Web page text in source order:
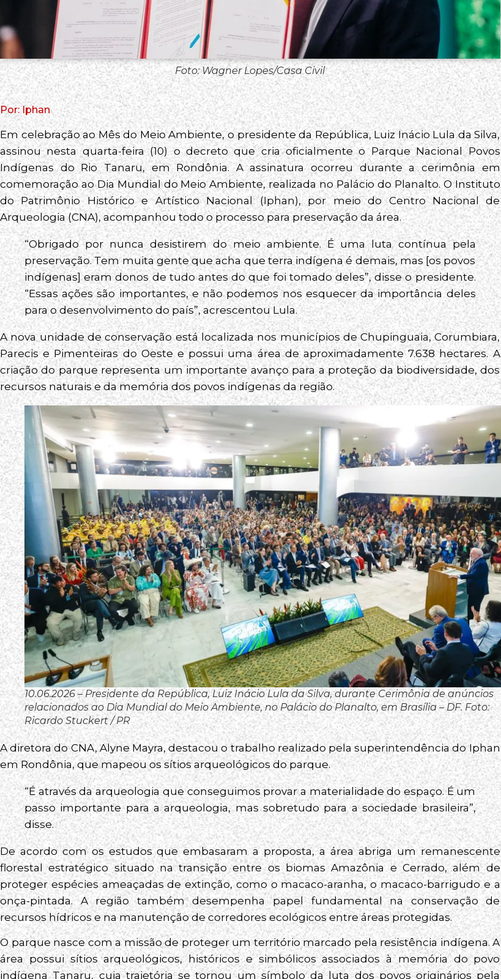
Foto: Wagner Lopes/Casa Civil
Por: Iphan
Em celebração ao Mês do Meio Ambiente, o presidente da República, Luiz Inácio Lula da Silva,
assinou nesta quarta-feira (10) o decreto que cria oficialmente o Parque Nacional Povos
Indígenas do Rio Tanaru, em Rondônia. A assinatura ocorreu durante a cerimônia em
comemoração ao Dia Mundial do Meio Ambiente, realizada no Palácio do Planalto. O Instituto
do Patrimônio Histórico e Artístico Nacional (Iphan), por meio do Centro Nacional de
Arqueologia (CNA), acompanhou todo o processo para preservação da área.
“Obrigado por nunca desistirem do meio ambiente. É uma luta contínua pela
preservação. Tem muita gente que acha que terra indígena é demais, mas [os povos
indígenas] eram donos de tudo antes do que foi tomado deles”, disse o presidente.
“Essas ações são importantes, e não podemos nos esquecer da importância deles
para o desenvolvimento do país”, acrescentou Lula.
A nova unidade de conservação está localizada nos municípios de Chupinguaia, Corumbiara,
Parecis e Pimenteiras do Oeste e possui uma área de aproximadamente 7.638 hectares. A
criação do parque representa um importante avanço para a proteção da biodiversidade, dos
recursos naturais e da memória dos povos indígenas da região.
10.06.2026 – Presidente da República, Luiz Inácio Lula da Silva, durante Cerimônia de anúncios
relacionados ao Dia Mundial do Meio Ambiente, no Palácio do Planalto, em Brasília – DF. Foto:
Ricardo Stuckert / PR
A diretora do CNA, Alyne Mayra, destacou o trabalho realizado pela superintendência do Iphan
em Rondônia, que mapeou os sítios arqueológicos do parque.
“É através da arqueologia que conseguimos provar a materialidade do espaço. É um
passo importante para a arqueologia, mas sobretudo para a sociedade brasileira”,
disse.
De acordo com os estudos que embasaram a proposta, a área abriga um remanescente
florestal estratégico situado na transição entre os biomas Amazônia e Cerrado, além de
proteger espécies ameaçadas de extinção, como o macaco-aranha, o macaco-barrigudo e a
onça-pintada. A região também desempenha papel fundamental na conservação de
recursos hídricos e na manutenção de corredores ecológicos entre áreas protegidas.
O parque nasce com a missão de proteger um território marcado pela resistência indígena. A
área possui sítios arqueológicos, históricos e simbólicos associados à memória do povo
indígena Tanaru, cuja trajetória se tornou um símbolo da luta dos povos originários pela